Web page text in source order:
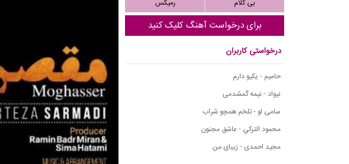
بی کلام
رمیکس
برای درخواست آهنگ کلیک کنید
درخواستی کاربران
حامیم - یکیو دارم
نیواد - نیمه گمشدمی
سامی لو - تلخم همچو شراب
محمود التركي - عاشق مجنون
مجید احمدی - زیبای من